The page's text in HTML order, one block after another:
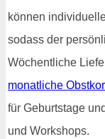
können
sodass der
Wöchentliche
monatliche
für Geburtstage
und Workshops.